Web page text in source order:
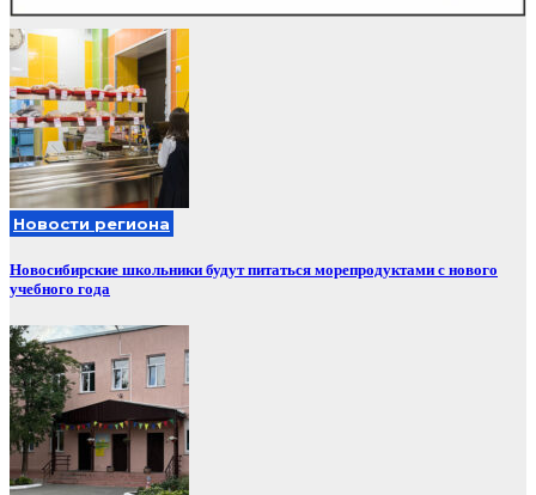
Новости региона
Новосибирские школьники будут питаться морепродуктами с нового
учебного года